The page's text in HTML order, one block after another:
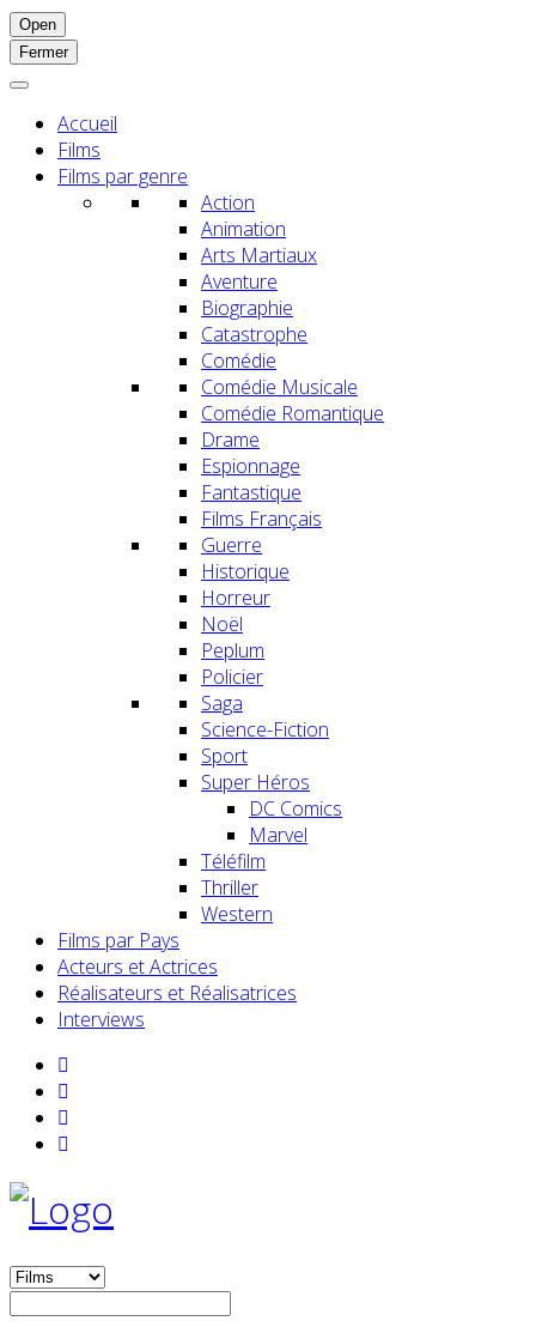
Open
Fermer
Accueil
Films
Films par genre
Action
Animation
Arts Martiaux
Aventure
Biographie
Catastrophe
Comédie
Comédie Musicale
Comédie Romantique
Drame
Espionnage
Fantastique
Films Français
Guerre
Historique
Horreur
Noël
Peplum
Policier
Saga
Science-Fiction
Sport
Super Héros
DC Comics
Marvel
Téléfilm
Thriller
Western
Films par Pays
Acteurs et Actrices
Réalisateurs et Réalisatrices
Interviews